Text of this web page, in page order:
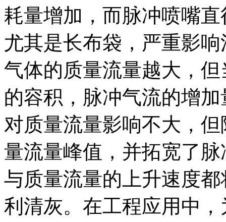
耗量增加，而脉冲喷嘴
尤其是长布袋，严重影
气体的质量流量越大，
的容积，脉冲气流的增
对质量流量影响不大，
量流量峰值，并拓宽了
与质量流量的上升速度
利清灰。在工程应用中